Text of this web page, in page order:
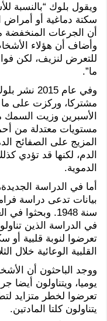
ويقول بلوك “بالنسبة
سكتة دماغية أو أمراض
أن الجرعات
وأضاف أن هؤلاء
للتعرض لنزيف، لكن
ما”.
وفي عام
مشتركا، وركزت على
الأسبرين وزيت السمك
المزيج على الصفائح
الدم، لكنها قد تؤدي
الدموية.
أما في الدراسة
بيانات تدعى دراسة
سنة 1948.
في الدراسة الذين
تعرضوا لنوبة قلبية أو
القلبية الوعائية خلال
ووجد الباحثون أن
تعرضوا لخطر متزايد
يتناولون كلتا المادتين.